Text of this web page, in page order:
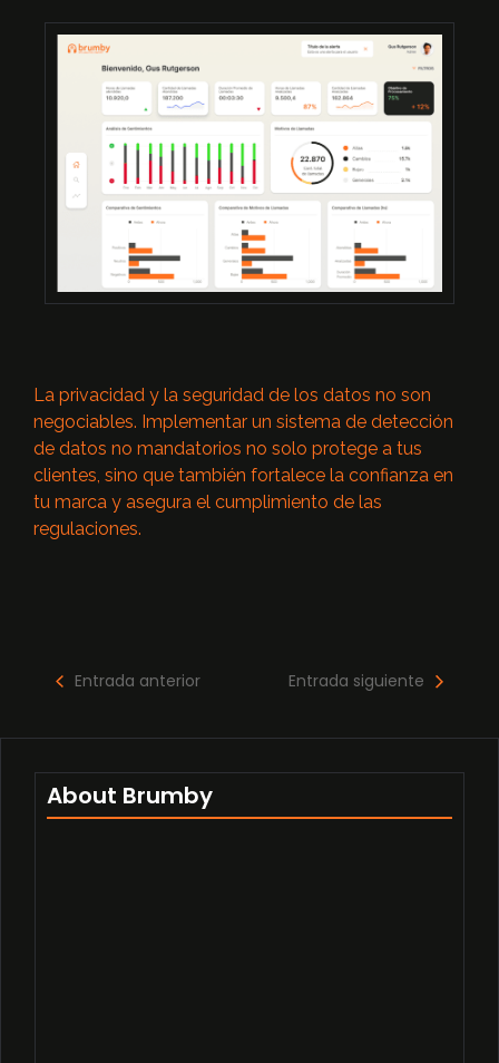
La privacidad y la seguridad de los datos no son
negociables. Implementar un sistema de detección
de datos no mandatorios no solo protege a tus
clientes, sino que también fortalece la confianza en
tu marca y asegura el cumplimiento de las
regulaciones.
Entrada anterior Entrada siguiente
About Brumby